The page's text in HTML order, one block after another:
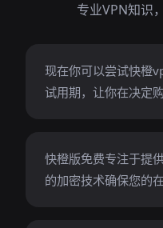
专业VPN知识
现在你可以尝试快橙
试用期，让你在决定
快橙版免费专注于提
的加密技术确保您的